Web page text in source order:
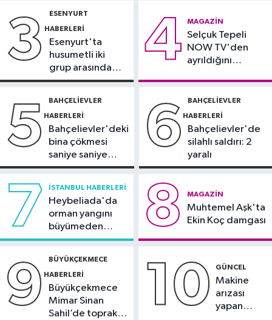
Avrupa Şampiyonası'na Riva'da
hazırlanıyor
sırasında 2 bina tahliye edildi
3 ESENYURT
HABERLERI
Esenyurt'ta
husumetli iki
grup arasında
silahlı kavga
4 MAGAZIN
Selçuk Tepeli
NOW TV'den
ayrıldığını
5 BAHÇELIEVLER
HABERLERI
Bahçelievler'deki
bina çökmesi
saniye saniye
görüntülendi
6 BAHÇELIEVLER
HABERLERI
Bahçelievler'de
silahlı saldırı: 2
yaralı
7 İSTANBUL HABERLERI
Heybeliada'da
orman yangını
büyümeden
söndürüldü
8 MAGAZIN
Muhtemel Aşk'ta
Ekin Koç damgası
9 BÜYÜKÇEKMECE
HABERLERI
Büyükçekmece
Mimar Sinan
Sahil’de toprak
10 GÜNCEL
Makine
arızası
yapan